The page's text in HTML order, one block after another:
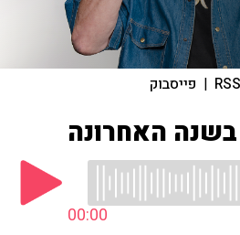
RSS
| פייסבוק
00:00